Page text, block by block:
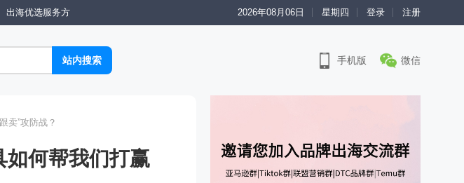
出海优选服务方 2026年08月06日 星期四 登录 注册
手机版 微信
卖”攻防战？
何帮我们打赢